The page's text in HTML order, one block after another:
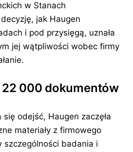
w Stanach
jak Haugen
i pod przysięgą, uznała
jej wątpliwości wobec firmy
000 dokumentów
się odejść, Haugen zaczęła
materiały z firmowego
szczególności badania i